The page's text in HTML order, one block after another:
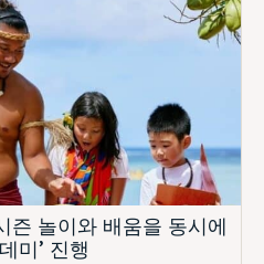
즌 놀이와 배움을 동시에
미’ 진행